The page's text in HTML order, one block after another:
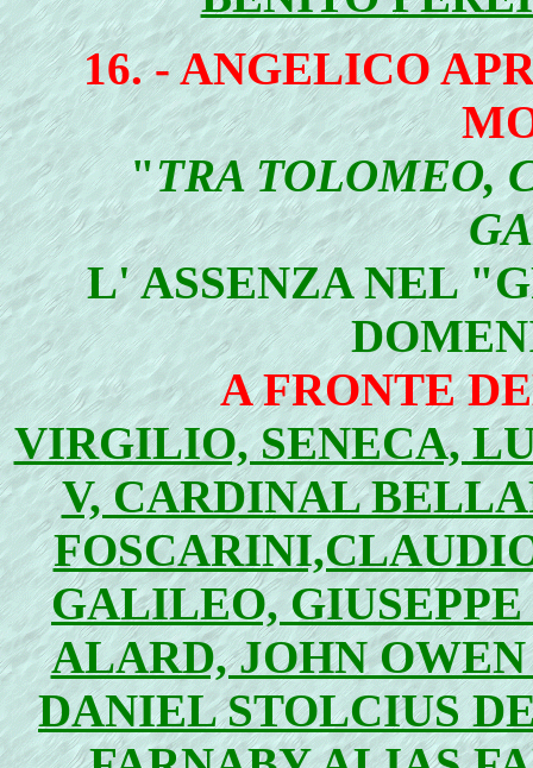
16. - ANGELICO
"TRA TOLOMEO,
L' ASSENZA NEL
A FRONTE
VIRGILIO, SENECA,
V, CARDINAL
GALILEO,
ALARD, JOHN
DANIEL STOLCIUS